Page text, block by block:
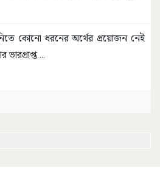
কোনো ধরনের অর্থের প্রয়োজন নেই
ভারপ্রাপ্ত...